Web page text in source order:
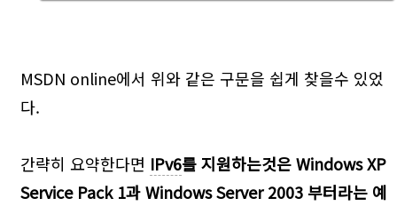
MSDN online에서 위와 같은 구문을 쉽게 찾을수 있었
다.
간략히 요약한다면 IPv6를 지원하는것은 Windows XP
Service Pack 1과 Windows Server 2003 부터라는 예